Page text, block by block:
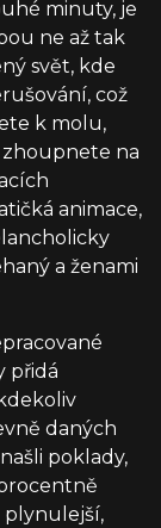
minuty, je
ne až tak
svět, kde
což
k molu,
na
animace,
a ženami
přidá
daných
poklady,
plynulejší,